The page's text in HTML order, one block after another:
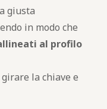
giusta
in modo che
al profilo
la chiave e